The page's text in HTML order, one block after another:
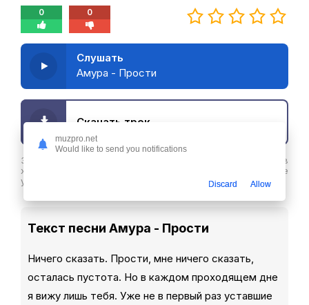
0 0
Слушать
Амура - Прости
Скачать трек
Здесь вы можете скачать песню Амура - Прости в
хорошем качестве или слушайте ее бесплатнов любое
удобное время
Текст песни Амура - Прости
Ничего сказать. Прости, мне ничего сказать,
осталась пустота. Но в каждом проходящем дне
я вижу лишь тебя. Уже не в первый раз уставшие
muzpro.net
Would like to send you notifications
Discard Allow